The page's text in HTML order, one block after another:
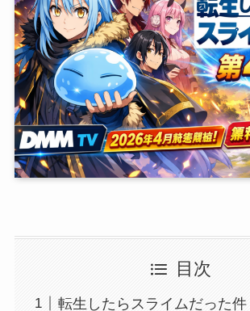
目次
転生したらスライムだった件